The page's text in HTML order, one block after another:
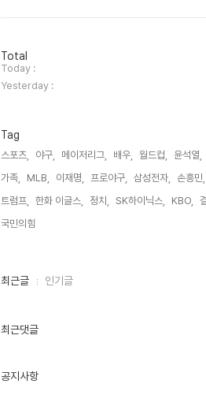
방
문
자
수
Total
Today :
Yesterday :
Tag
스포츠, 야구, 메이저리그, 배우, 월드컵, 윤석열,
가족,
MLB, 이재명, 프로야구, 삼성전자,
손흥민,
트럼프,
한화 이글스, 정치, SK하이닉스, KBO,
국민의힘,
최
인
최근글 인기글
최근댓글
공지사항